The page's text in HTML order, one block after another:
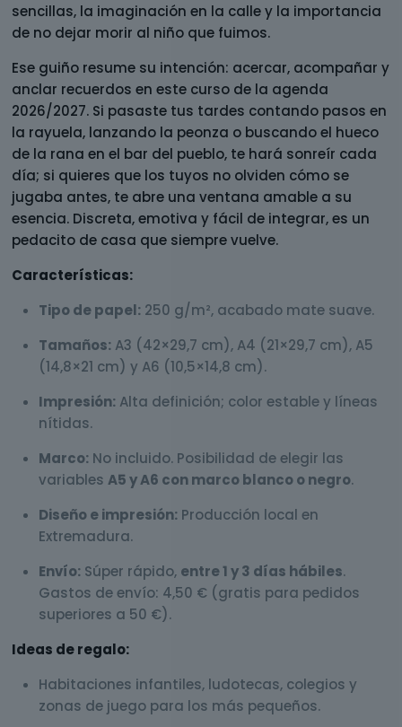
sencillas, la imaginación en la calle y la importancia
de no dejar morir al niño que fuimos.
Ese guiño resume su intención: acercar, acompañar y
anclar recuerdos en este curso de la agenda
2026/2027. Si pasaste tus tardes contando pasos en
la rayuela, lanzando la peonza o buscando el hueco
de la rana en el bar del pueblo, te hará sonreír cada
día; si quieres que los tuyos no olviden cómo se
jugaba antes, te abre una ventana amable a su
esencia. Discreta, emotiva y fácil de integrar, es un
pedacito de casa que siempre vuelve.
Características:
Tipo de papel: 250 g/m², acabado mate suave.
Tamaños: A3 (42×29,7 cm), A4 (21×29,7 cm), A5
(14,8×21 cm) y A6 (10,5×14,8 cm).
Impresión: Alta definición; color estable y líneas
nítidas.
Marco: No incluido. Posibilidad de elegir las
variablesA5 y A6 con marco blanco o negro.
Diseño e impresión: Producción local en
Extremadura.
Envío: Súper rápido, entre 1 y 3 días hábiles.
Gastos de envío: 4,50 € (gratis para pedidos
superiores a 50 €).
Ideas de regalo:
Habitaciones infantiles, ludotecas, colegios y
zonas de juego para los más pequeños.